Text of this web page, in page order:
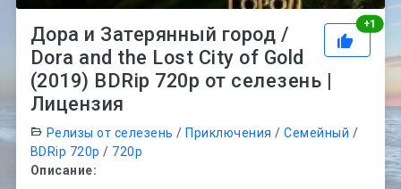
+1
Дора и Затерянный город /
Dora and the Lost City of Gold
(2019) BDRip 720p от селезень |
Лицензия
Релизы от селезень / Приключения /Семейный /
BDRip 720p / 720p
Описание: